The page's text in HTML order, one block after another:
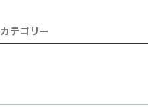
カテゴリー